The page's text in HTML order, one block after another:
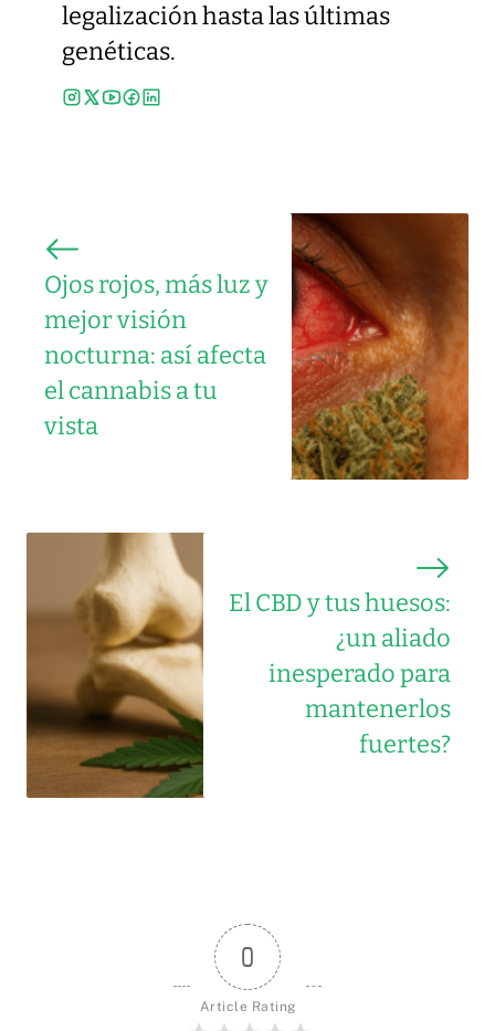
legalización hasta las últimas
genéticas.
Ojos rojos, más luz y
mejor visión
nocturna: así afecta
el cannabis a tu
vista
El CBD y tus huesos:
¿un aliado
inesperado para
mantenerlos
fuertes?
0
Article Rating